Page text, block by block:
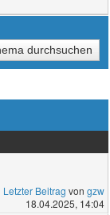
Letzter Beitrag von gzw
18.04.2025, 14:04